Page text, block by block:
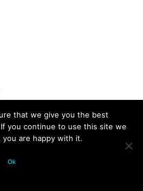
五十年大全 All
that we give you the best
you continue to use this site we
you are happy with it.
Ok